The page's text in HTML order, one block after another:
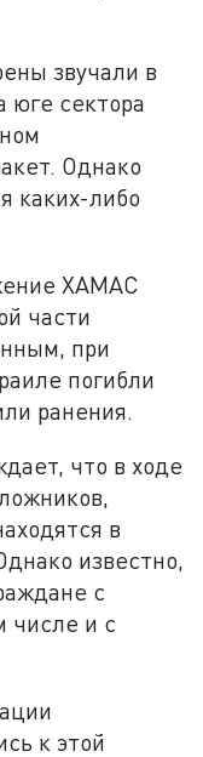
звучали в
юге сектора
Однако
каких-либо
ХАМАС
части
при
погибли
ранения.
что в ходе
в
известно,
с
числе и с
к этой